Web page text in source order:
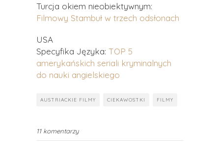
Turcja okiem nieobiektywnym:
Filmowy Stambuł w trzech odsłonach
USA
Specyfika Języka: TOP 5
amerykańskich seriali kryminalnych
do nauki angielskiego
AUSTRIACKIE FILMY CIEKAWOSTKI FILMY
11 komentarzy